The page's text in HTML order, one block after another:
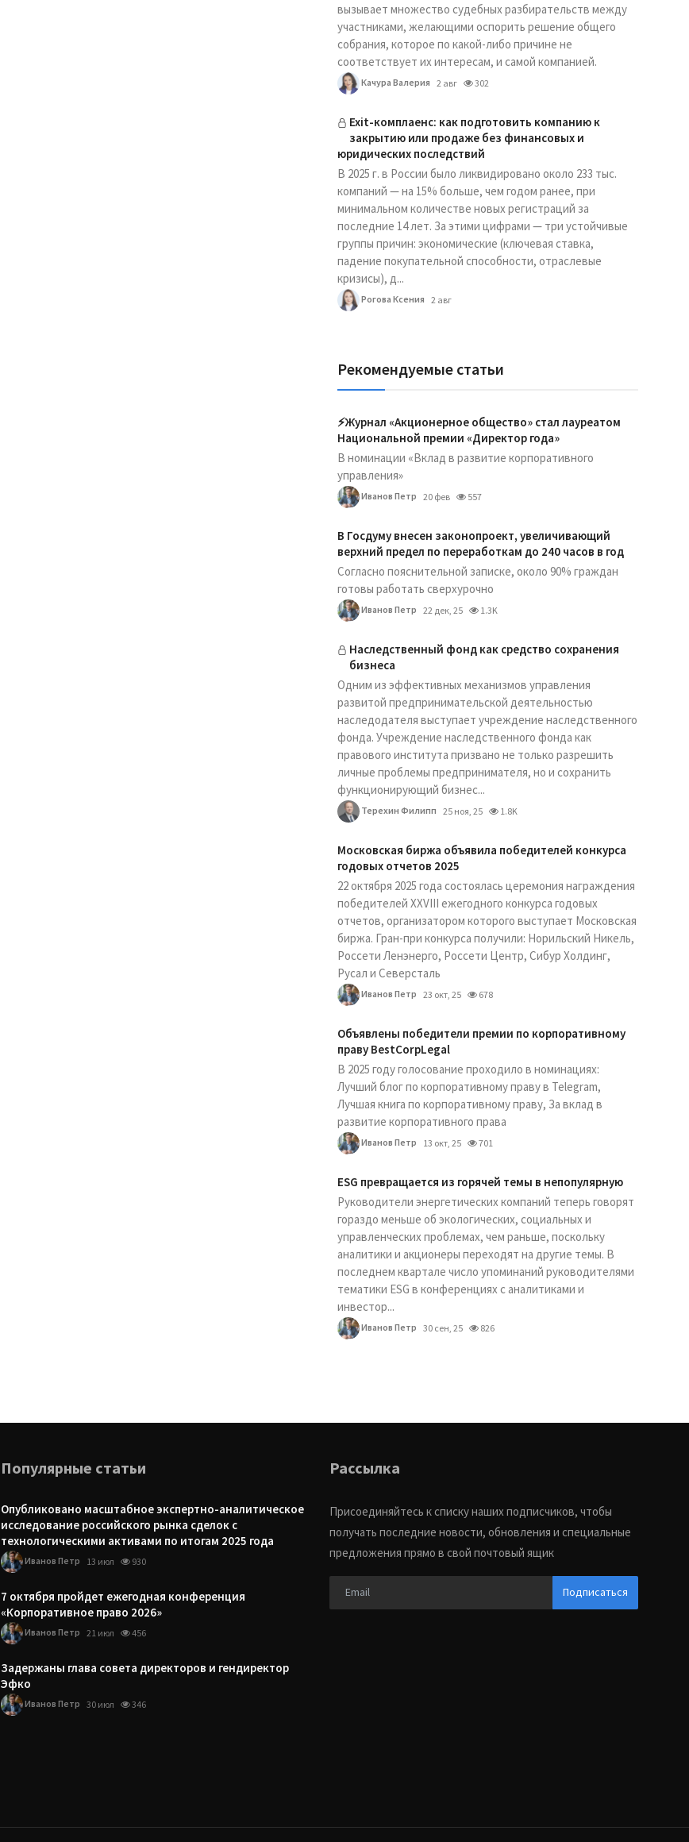
вызывает множество судебных разбирательств между
участниками, желающими оспорить решение общего
собрания, которое по какой-либо причине не
соответствует их интересам, и самой компанией.
Качура Валерия 2 авг 302
Exit-комплаенс: как подготовить компанию к
закрытию или продаже без финансовых и
юридических последствий
В 2025 г. в России было ликвидировано около 233 тыс.
компаний — на 15% больше, чем годом ранее, при
минимальном количестве новых регистраций за
последние 14 лет. За этими цифрами — три устойчивые
группы причин: экономические (ключевая ставка,
падение покупательной способности, отраслевые
кризисы), д...
Рогова Ксения 2 авг
Рекомендуемые статьи
⚡️Журнал «Акционерное общество» стал лауреатом
Национальной премии «Директор года»
В номинации «Вклад в развитие корпоративного
управления»
Иванов Петр 20 фев 557
В Госдуму внесен законопроект, увеличивающий
верхний предел по переработкам до 240 часов в год
Согласно пояснительной записке, около 90% граждан
готовы работать сверхурочно
Иванов Петр 22 дек, 25 1.3K
Наследственный фонд как средство сохранения
бизнеса
Одним из эффективных механизмов управления
развитой предпринимательской деятельностью
наследодателя выступает учреждение наследственного
фонда. Учреждение наследственного фонда как
правового института призвано не только разрешить
личные проблемы предпринимателя, но и сохранить
функционирующий бизнес...
Терехин Филипп 25 ноя, 25 1.8K
Московская биржа объявила победителей конкурса
годовых отчетов 2025
22 октября 2025 года состоялась церемония награждения
победителей XXVIII ежегодного конкурса годовых
отчетов, организатором которого выступает Московская
биржа. Гран-при конкурса получили: Норильский Никель,
Россети Ленэнерго, Россети Центр, Сибур Холдинг,
Русал и Северсталь
Иванов Петр 23 окт, 25 678
Объявлены победители премии по корпоративному
праву BestCorpLegal
В 2025 году голосование проходило в номинациях:
Лучший блог по корпоративному праву в Telegram,
Лучшая книга по корпоративному праву, За вклад в
развитие корпоративного права
Иванов Петр 13 окт, 25 701
ESG превращается из горячей темы в непопулярную
Руководители энергетических компаний теперь говорят
гораздо меньше об экологических, социальных и
управленческих проблемах, чем раньше, поскольку
аналитики и акционеры переходят на другие темы. В
последнем квартале число упоминаний руководителями
тематики ESG в конференциях с аналитиками и
инвестор...
Иванов Петр 30 сен, 25 826
Популярные статьи
Опубликовано масштабное экспертно-аналитическое
исследование российского рынка сделок с
технологическими активами по итогам 2025 года
Иванов Петр 13 июл 930
7 октября пройдет ежегодная конференция
«Корпоративное право 2026»
Иванов Петр 21 июл 456
Задержаны глава совета директоров и гендиректор
Эфко
Иванов Петр 30 июл 346
Рассылка
Присоединяйтесь к списку наших подписчиков, чтобы
получать последние новости, обновления и специальные
предложения прямо в свой почтовый ящик
Подписаться